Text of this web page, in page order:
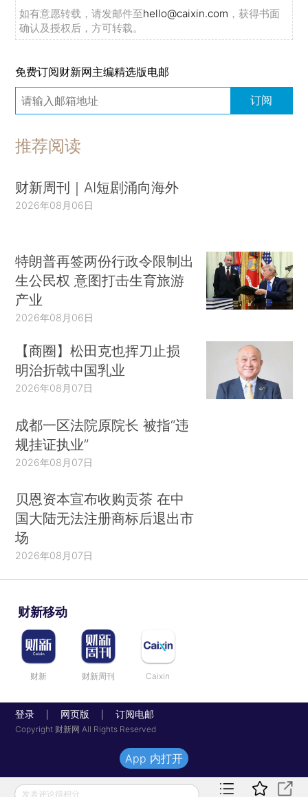
如有意愿转载，请发邮件至hello@caixin.com ，获得书面
确认及授权后，方可转载。
免费订阅财新网主编精选版电邮
订阅
推荐阅读
财新周刊｜AI短剧涌向海外
2026年08月06日
特朗普再签两份行政令限制出
生公民权 意图打击生育旅游
产业
2026年08月06日
【商圈】松田克也挥刀止损
明治折戟中国乳业
2026年08月07日
成都一区法院原院长 被指“违
规挂证执业”
2026年08月07日
贝恩资本宣布收购贡茶 在中
国大陆无法注册商标后退出市
场
2026年08月07日
财新移动
财新 财新周刊 Caixin
登录 网页版 订阅电邮
Copyright 财新网 All Rights Reserved
发表评论得积分
App 内打开